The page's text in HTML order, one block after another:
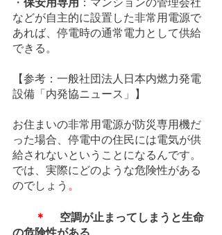
・ 保安用専用 ：マンションの管理会社
などが自主的に設置した非常用電源で
あれば、停電時の通常電力として供給
できる。
【参考：一般社団法人日本内燃力発電
設備「内発協ニュース」】
お住まいの非常用電源が防災専用機だ
った場合、停電中の住民には電気が供
給されないということになるんです。
では、実際にどのような危険性がある
のでしょう 。
＊ 空調が止まってしまうと生命
の危険性がある